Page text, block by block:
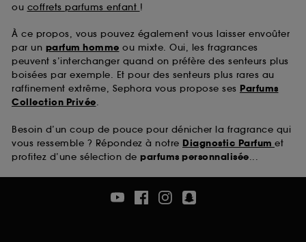
ou coffrets parfums enfant !
À ce propos, vous pouvez également vous laisser envoûter
par un parfum homme ou mixte. Oui, les fragrances
peuvent s’interchanger quand on préfère des senteurs plus
boisées par exemple. Et pour des senteurs plus rares au
raffinement extrême, Sephora vous propose ses Parfums
Collection Privée.
Besoin d’un coup de pouce pour dénicher la fragrance qui
vous ressemble ? Répondez à notre Diagnostic Parfum et
profitez d’une sélection de parfums personnalisée...